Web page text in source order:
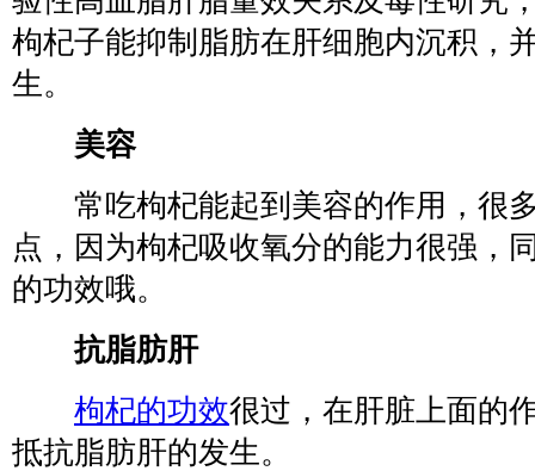
枸杞子能抑制脂肪在肝细胞内沉积，
生。
美容
常吃枸杞能起到美容的作用，很
点，因为枸杞吸收氧分的能力很强，
的功效哦。
抗脂肪肝
枸杞的功效很过，在肝脏上面的
抵抗脂肪肝的发生。